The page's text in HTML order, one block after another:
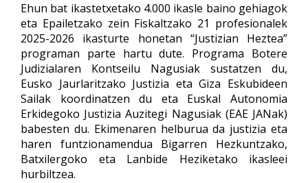
Ehun bat ikastetxetako 4.000 ikasle baino gehiagok
eta Epailetzako zein Fiskaltzako 21 profesionalek
2025-2026 ikasturte honetan “Justizian Heztea”
programan parte hartu dute. Programa Botere
Judizialaren Kontseilu Nagusiak sustatzen du,
Eusko Jaurlaritzako Justizia eta Giza Eskubideen
Sailak koordinatzen du eta Euskal Autonomia
Erkidegoko Justizia Auzitegi Nagusiak (EAE JANak)
babesten du. Ekimenaren helburua da justizia eta
haren funtzionamendua Bigarren Hezkuntzako,
Batxilergoko eta Lanbide Heziketako ikasleei
hurbiltzea.